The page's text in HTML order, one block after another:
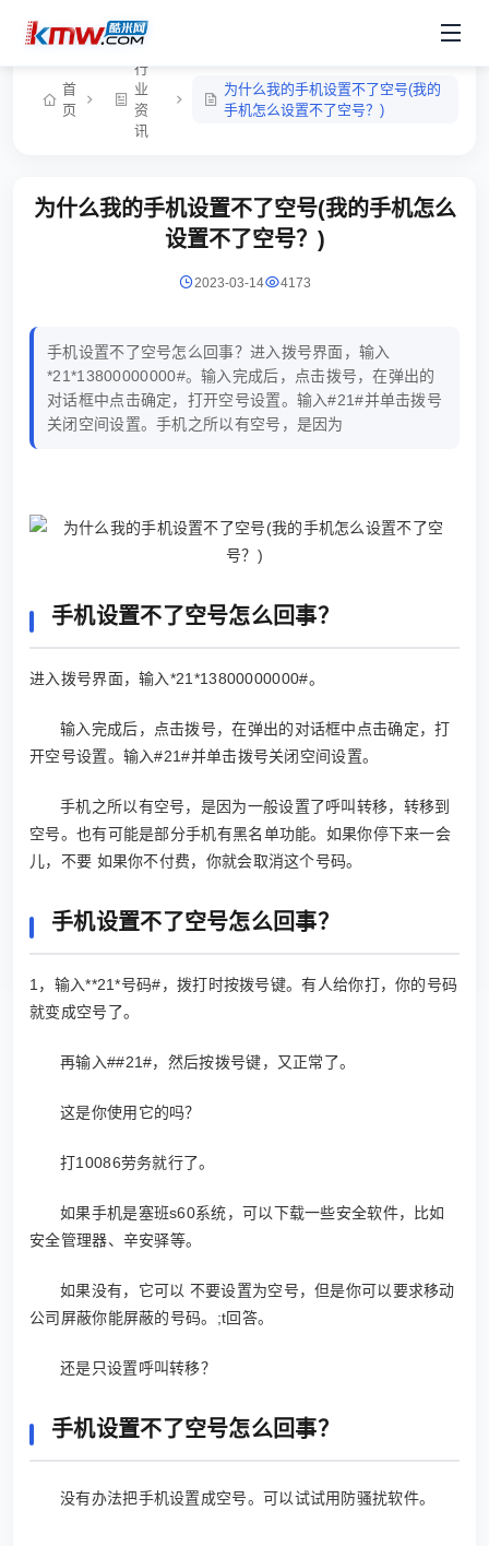
首
页
行
业
资
讯
为什么我的手机设置不了空号(我的
手机怎么设置不了空号？)
为什么我的手机设置不了空号(我的手机怎么
设置不了空号？)
2023-03-14 4173
手机设置不了空号怎么回事？进入拨号界面，输入
*21*13800000000#。输入完成后，点击拨号，在弹出的
对话框中点击确定，打开空号设置。输入#21#并单击拨号
关闭空间设置。手机之所以有空号，是因为
手机设置不了空号怎么回事？
进入拨号界面，输入*21*13800000000#。
输入完成后，点击拨号，在弹出的对话框中点击确定，打
开空号设置。输入#21#并单击拨号关闭空间设置。
手机之所以有空号，是因为一般设置了呼叫转移，转移到
空号。也有可能是部分手机有黑名单功能。如果你停下来一会
儿，不要 如果你不付费，你就会取消这个号码。
手机设置不了空号怎么回事？
1，输入**21*号码#，拨打时按拨号键。有人给你打，你的号码
就变成空号了。
再输入##21#，然后按拨号键，又正常了。
这是你使用它的吗？
打10086劳务就行了。
如果手机是塞班s60系统，可以下载一些安全软件，比如
安全管理器、辛安驿等。
如果没有，它可以 不要设置为空号，但是你可以要求移动
公司屏蔽你能屏蔽的号码。;t回答。
还是只设置呼叫转移？
手机设置不了空号怎么回事？
没有办法把手机设置成空号。可以试试用防骚扰软件。